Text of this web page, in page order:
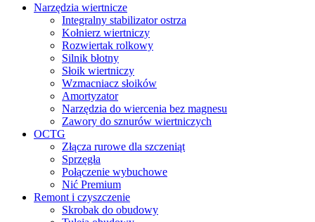
Narzędzia wiertnicze
Integralny stabilizator ostrza
Kołnierz wiertniczy
Rozwiertak rolkowy
Silnik błotny
Słoik wiertniczy
Wzmacniacz słoików
Amortyzator
Narzędzia do wiercenia bez magnesu
Zawory do sznurów wiertniczych
OCTG
Złącza rurowe dla szczeniąt
Sprzęgła
Połączenie wybuchowe
Nić Premium
Remont i czyszczenie
Skrobak do obudowy